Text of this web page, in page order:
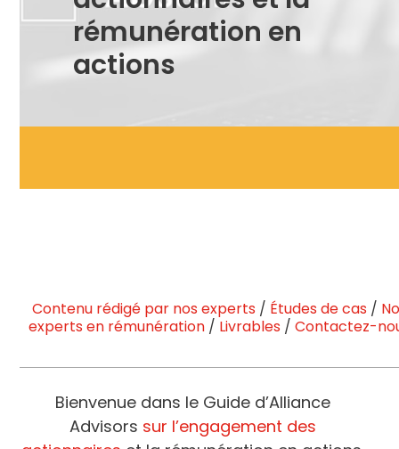
rémunération en
actions
Contenu rédigé par nos experts/ Études de cas/
experts en rémunération/ Livrables/ Contactez-
Bienvenue dans le Guide d’Alliance
Advisors sur l’engagement des